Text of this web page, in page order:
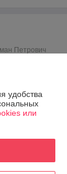
Петрович
удобства
или